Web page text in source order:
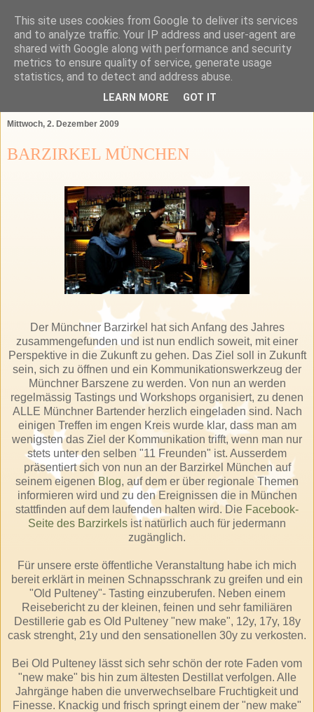
Das Bartender Labor
Der Bartender&Connaisseur Blog über Barkultur,
Spirituosen und das GSA-Land
Mittwoch, 2. Dezember 2009
BARZIRKEL MÜNCHEN
Der Münchner Barzirkel hat sich Anfang des Jahres
zusammengefunden und ist nun endlich soweit, mit einer
Perspektive in die Zukunft zu gehen. Das Ziel soll in Zukunft
sein, sich zu öffnen und ein Kommunikationswerkzeug der
Münchner Barszene zu werden. Von nun an werden
regelmässig Tastings und Workshops organisiert, zu denen
ALLE Münchner Bartender herzlich eingeladen sind. Nach
einigen Treffen im engen Kreis wurde klar, dass man am
wenigsten das Ziel der Kommunikation trifft, wenn man nur
stets unter den selben "11 Freunden" ist. Ausserdem
präsentiert sich von nun an der Barzirkel München auf
seinem eigenen Blog, auf dem er über regionale Themen
informieren wird und zu den Ereignissen die in München
stattfinden auf dem laufenden halten wird. Die Facebook-
Seite des Barzirkels ist natürlich auch für jedermann
zugänglich.
Für unsere erste öffentliche Veranstaltung habe ich mich
bereit erklärt in meinen Schnapsschrank zu greifen und ein
"Old Pulteney"- Tasting einzuberufen. Neben einem
Reisebericht zu der kleinen, feinen und sehr familiären
Destillerie gab es Old Pulteney "new make", 12y, 17y, 18y
cask strenght, 21y und den sensationellen 30y zu verkosten.
Bei Old Pulteney lässt sich sehr schön der rote Faden vom
"new make" bis hin zum ältesten Destillat verfolgen. Alle
Jahrgänge haben die unverwechselbare Fruchtigkeit und
Finesse. Knackig und frisch springt einem der "new make"
This site uses cookies from Google to deliver its services
and to analyze traffic. Your IP address and user-agent are
shared with Google along with performance and security
metrics to ensure quality of service, generate usage
statistics, and to detect and address abuse.
LEARN MORE GOT IT